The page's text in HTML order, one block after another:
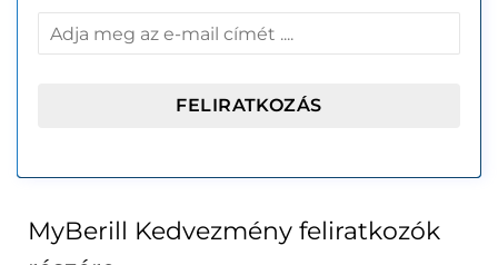
MyBerill Kedvezmény feliratkozók